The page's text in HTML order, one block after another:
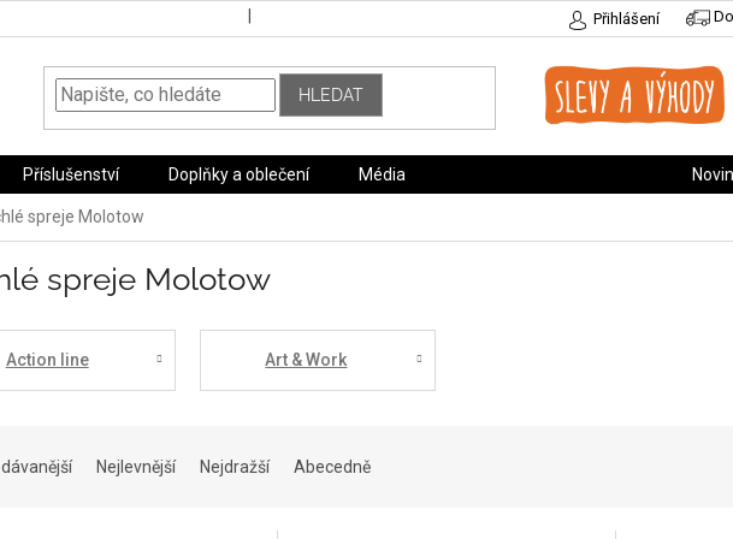
Přihlášení
HLEDAT
Příslušenství Doplňky a oblečení Média
spreje Molotow
spreje Molotow
Action line Art & Work
Nejlevnější Nejdražší Abecedně